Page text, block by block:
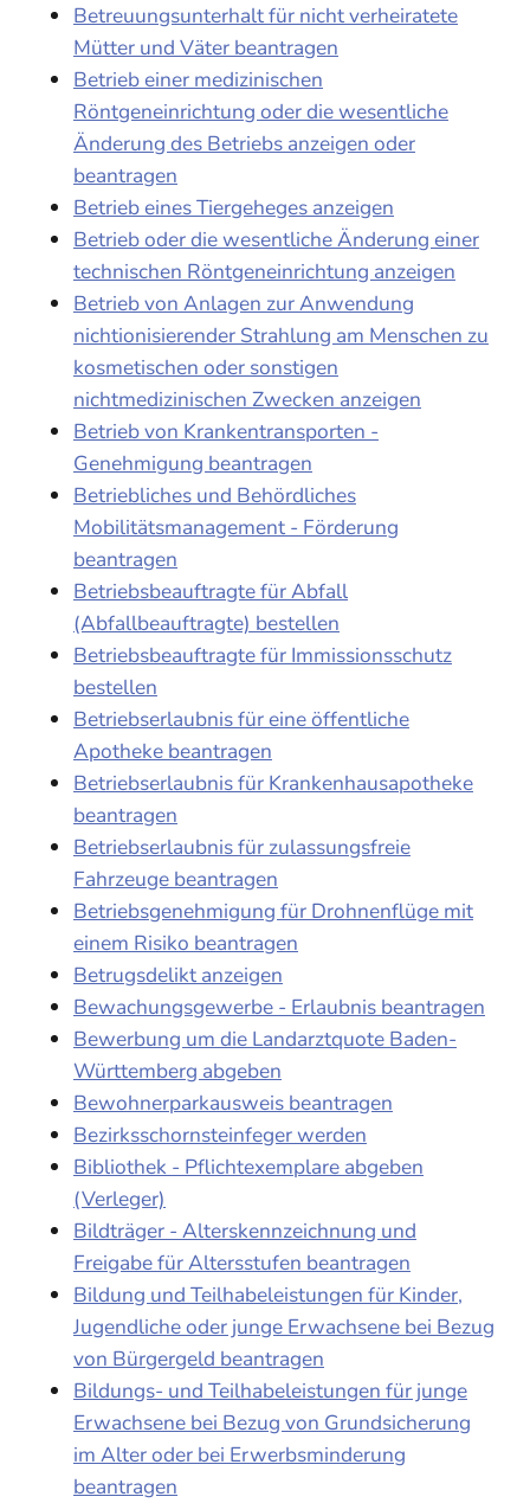
Betreuungsunterhalt für nicht verheiratete
Mütter und Väter beantragen
Betrieb einer medizinischen
Röntgeneinrichtung oder die wesentliche
Änderung des Betriebs anzeigen oder
beantragen
Betrieb eines Tiergeheges anzeigen
Betrieb oder die wesentliche Änderung einer
technischen Röntgeneinrichtung anzeigen
Betrieb von Anlagen zur Anwendung
nichtionisierender Strahlung am Menschen zu
kosmetischen oder sonstigen
nichtmedizinischen Zwecken anzeigen
Betrieb von Krankentransporten -
Genehmigung beantragen
Betriebliches und Behördliches
Mobilitätsmanagement - Förderung
beantragen
Betriebsbeauftragte für Abfall
(Abfallbeauftragte) bestellen
Betriebsbeauftragte für Immissionsschutz
bestellen
Betriebserlaubnis für eine öffentliche
Apotheke beantragen
Betriebserlaubnis für Krankenhausapotheke
beantragen
Betriebserlaubnis für zulassungsfreie
Fahrzeuge beantragen
Betriebsgenehmigung für Drohnenflüge mit
einem Risiko beantragen
Betrugsdelikt anzeigen
Bewachungsgewerbe - Erlaubnis beantragen
Bewerbung um die Landarztquote Baden-
Württemberg abgeben
Bewohnerparkausweis beantragen
Bezirksschornsteinfeger werden
Bibliothek - Pflichtexemplare abgeben
(Verleger)
Bildträger - Alterskennzeichnung und
Freigabe für Altersstufen beantragen
Bildung und Teilhabeleistungen für Kinder,
Jugendliche oder junge Erwachsene bei Bezug
von Bürgergeld beantragen
Bildungs- und Teilhabeleistungen für junge
Erwachsene bei Bezug von Grundsicherung
im Alter oder bei Erwerbsminderung
beantragen